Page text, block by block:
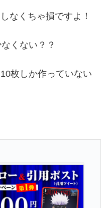
なくちゃ損ですよ！
くない？？
枚しか作っていない